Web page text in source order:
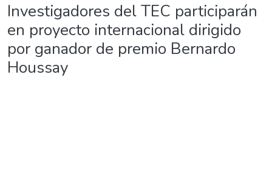
Investigadores del TEC participarán
en proyecto internacional dirigido
por ganador de premio Bernardo
Houssay